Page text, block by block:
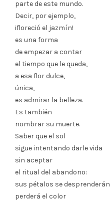
parte de este mundo.
Decir, por ejemplo,
¡floreció el jazmín!
es una forma
de empezar a contar
el tiempo que le queda,
a esa flor dulce,
única,
es admirar la belleza.
Es también
nombrar su muerte.
Saber que el sol
sigue intentando darle vida
sin aceptar
el ritual del abandono:
sus pétalos se desprenderán
perderá el color